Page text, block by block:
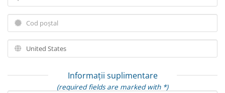
Informații suplimentare
(required fields are marked with *)